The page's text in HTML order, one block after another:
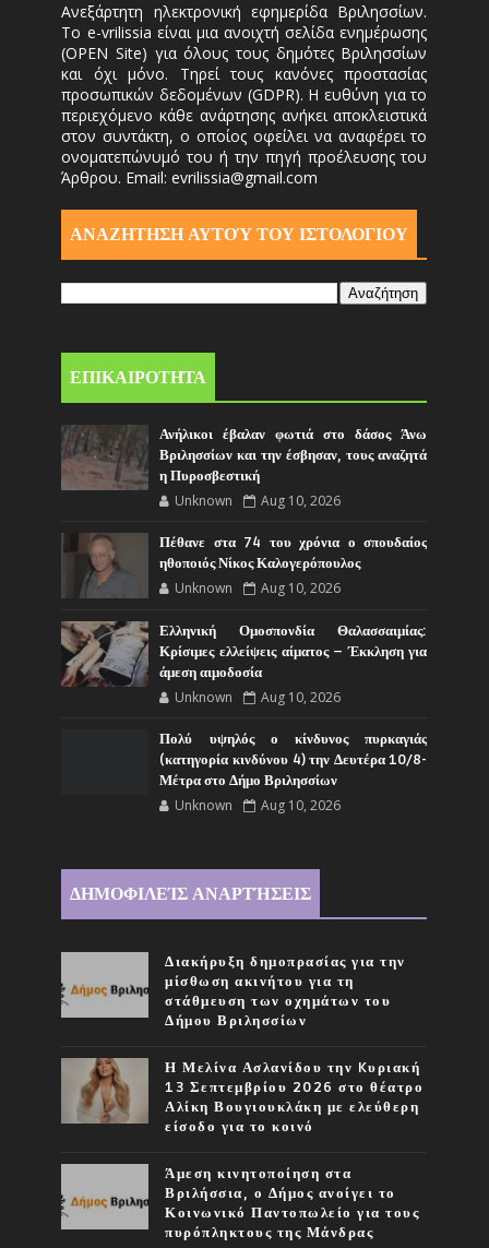
Ανεξάρτητη ηλεκτρονική εφημερίδα Βριλησσίων.
Το e-vrilissia είναι μια ανοιχτή σελίδα ενημέρωσης
(OPEN Site) για όλους τους δημότες Βριλησσίων
και όχι μόνο. Τηρεί τους κανόνες προστασίας
προσωπικών δεδομένων (GDPR). Η ευθύνη για το
περιεχόμενο κάθε ανάρτησης ανήκει αποκλειστικά
στον συντάκτη, ο οποίος οφείλει να αναφέρει το
ονοματεπώνυμό του ή την πηγή προέλευσης του
Άρθρου. Email: evrilissia@gmail.com
ΑΝΑΖΗΤΗΣΗ ΑΥΤΟΎ ΤΟΥ ΙΣΤΟΛΟΓΙΟΥ
ΕΠΙΚΑΙΡΟΤΗΤΑ
Ανήλικοι έβαλαν φωτιά στο δάσος Άνω
Βριλησσίων και την έσβησαν, τους αναζητά
η Πυροσβεστική
Unknown Aug 10, 2026
Πέθανε στα 74 του χρόνια ο σπουδαίος
ηθοποιός Νίκος Καλογερόπουλος
Unknown Aug 10, 2026
Ελληνική Ομοσπονδία Θαλασσαιμίας:
Κρίσιμες ελλείψεις αίματος – Έκκληση για
άμεση αιμοδοσία
Unknown Aug 10, 2026
Πολύ υψηλός ο κίνδυνος πυρκαγιάς
(κατηγορία κινδύνου 4) την Δευτέρα 10/8-
Μέτρα στο Δήμο Βριλησσίων
Unknown Aug 10, 2026
ΔΗΜΟΦΙΛΕΊΣ ΑΝΑΡΤΉΣΕΙΣ
Διακήρυξη δημοπρασίας για την
μίσθωση ακινήτου για τη
στάθμευση των οχημάτων του
Δήμου Βριλησσίων
Η Μελίνα Ασλανίδου την Kυριακή
13 Σεπτεμβρίου 2026 στο θέατρο
Αλίκη Βουγιουκλάκη με ελεύθερη
είσοδο για το κοινό
Άμεση κινητοποίηση στα
Βριλήσσια, ο Δήμος ανοίγει το
Κοινωνικό Παντοπωλείο για τους
πυρόπληκτους της Μάνδρας